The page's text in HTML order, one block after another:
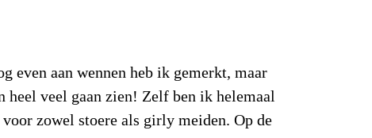
even aan wennen heb ik gemerkt, maar
heel veel gaan zien! Zelf ben ik helemaal
zowel stoere als girly meiden. Op de